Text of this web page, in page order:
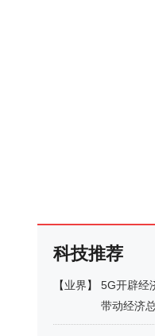
科技推荐
【业界】
5G开辟经
带动经济